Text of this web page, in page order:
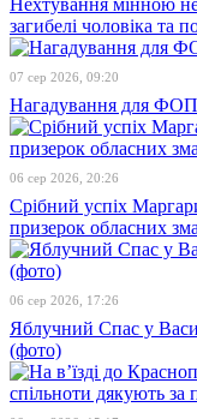
загибелі чоловіка та
07 сер 2026, 09:20
Нагадування для
06 сер 2026, 20:26
Срібний успіх
призерок обласних
06 сер 2026, 17:26
Яблучний Спас у
(фото)